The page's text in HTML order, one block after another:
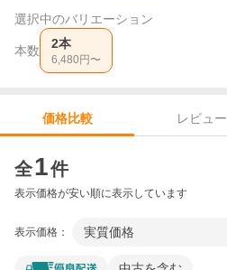
選択中のバリエーション
本数 2本
6,480 円〜
価格比較 レビュー
全1件
表示価格が安い順に表示しています
表示価格： 実質価格